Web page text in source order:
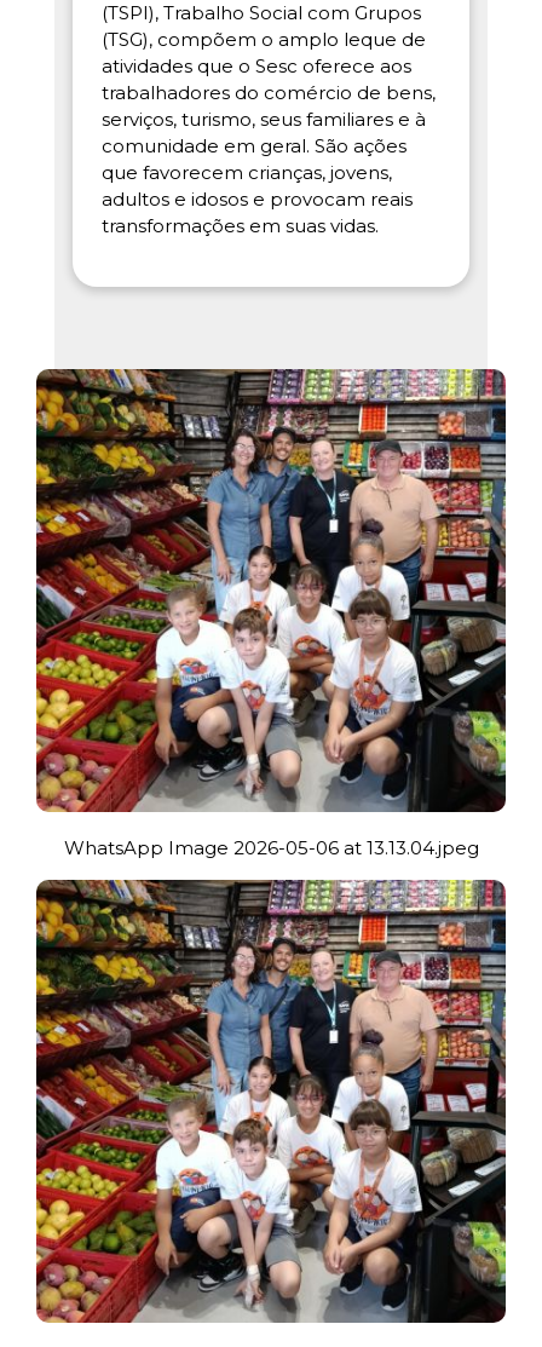
(TSPI), Trabalho Social com Grupos
(TSG), compõem o amplo leque de
atividades que o Sesc oferece aos
trabalhadores do comércio de bens,
serviços, turismo, seus familiares e à
comunidade em geral. São ações
que favorecem crianças, jovens,
adultos e idosos e provocam reais
transformações em suas vidas.
WhatsApp Image 2026-05-06 at 13.13.04.jpeg